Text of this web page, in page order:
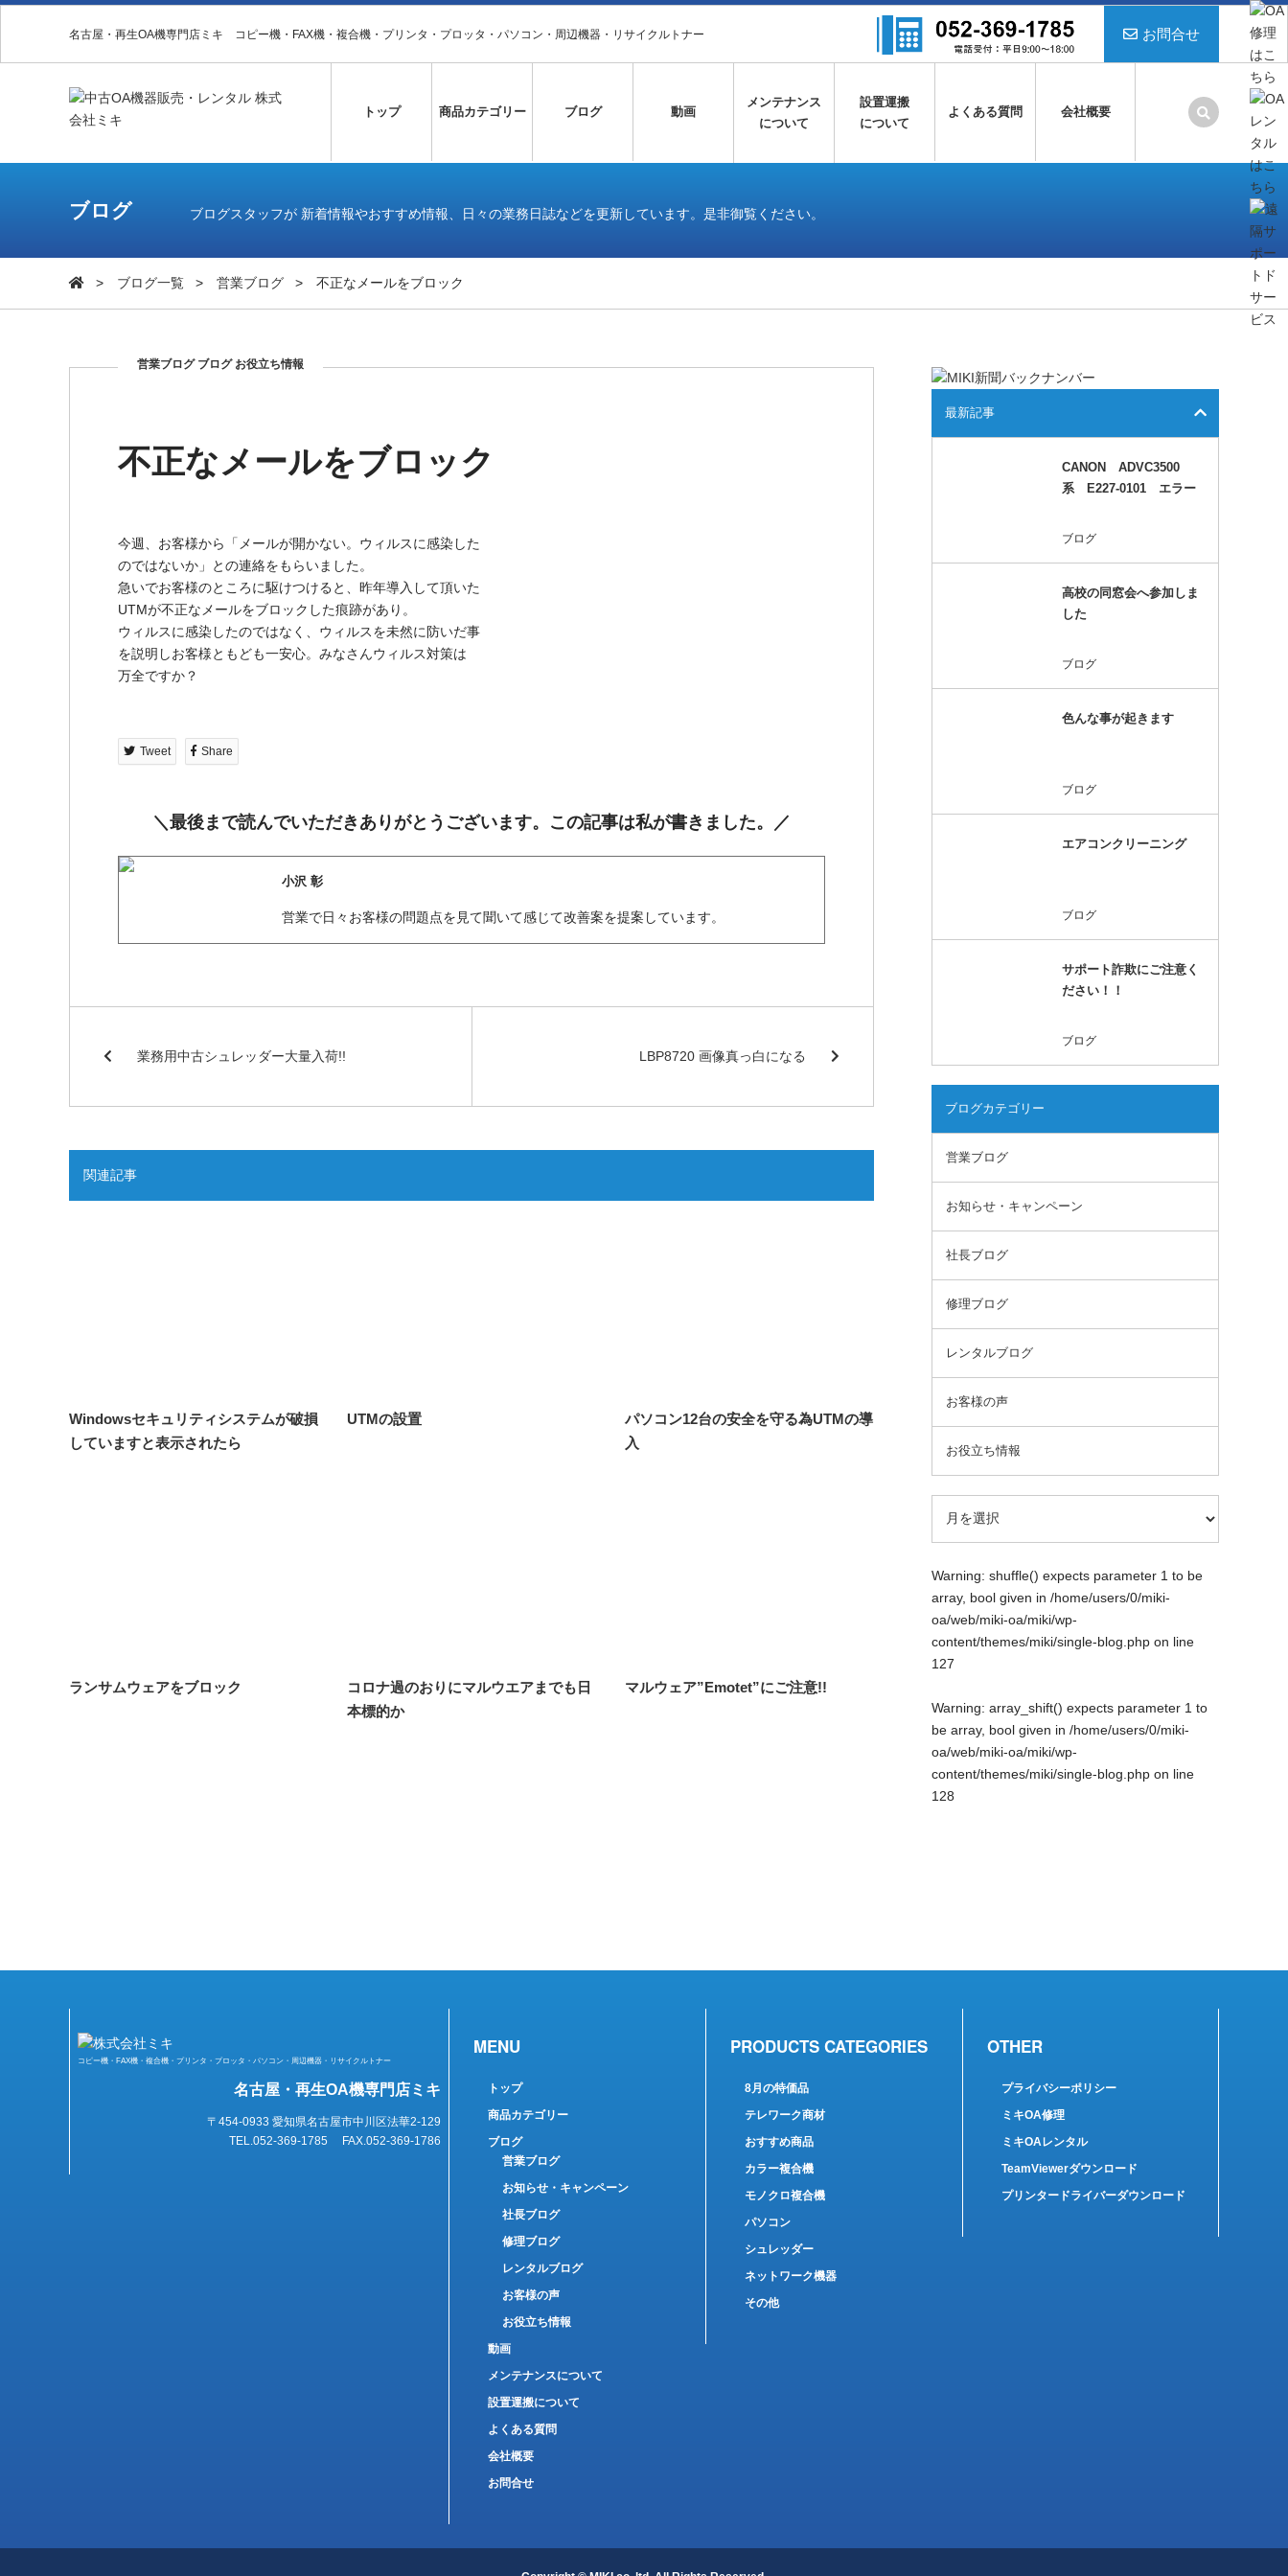
名古屋・再生OA機専門店ミキ コピー機・FAX機・複合機・プリンタ・プロッタ・パソコン・周辺機器・リサイクルトナー お問合せ
トップ 商品カテゴリー ブログ 動画
メンテナンス
について
設置運搬
について
よくある質問 会社概要
ブログ ブログスタッフが 新着情報やおすすめ情報、日々の業務日誌などを更新しています。是非御覧ください。
ブログ一覧 営業ブログ 不正なメールをブロック
営業ブログ ブログ お役立ち情報
不正なメールをブロック
今週、お客様から「メールが開かない。ウィルスに感染した
のではないか」との連絡をもらいました。
急いでお客様のところに駆けつけると、昨年導入して頂いた
UTMが不正なメールをブロックした痕跡があり。
ウィルスに感染したのではなく、ウィルスを未然に防いだ事
を説明しお客様ともども一安心。みなさんウィルス対策は
万全ですか？
Tweet Share
＼最後まで読んでいただきありがとうございます。この記事は私が書きました。／
小沢 彰
営業で日々お客様の問題点を見て聞いて感じて改善案を提案しています。
業務用中古シュレッダー大量入荷!! LBP8720 画像真っ白になる
関連記事
Windowsセキュリティシステムが破損
していますと表示されたら
UTMの設置
パソコン12台の安全を守る為UTMの導
入
ランサムウェアをブロック
コロナ過のおりにマルウエアまでも日
本標的か
マルウェア”Emotet”にご注意!!
最新記事
CANON ADVC3500
系 E227-0101 エラー
ブログ
高校の同窓会へ参加しま
した
ブログ
色んな事が起きます
ブログ
エアコンクリーニング
ブログ
サポート詐欺にご注意く
ださい！！
ブログ
ブログカテゴリー
営業ブログ
お知らせ・キャンペーン
社長ブログ
修理ブログ
レンタルブログ
お客様の声
お役立ち情報
Warning: shuffle() expects parameter 1 to be
array, bool given in /home/users/0/miki-
oa/web/miki-oa/miki/wp-
content/themes/miki/single-blog.php on line
127
Warning: array_shift() expects parameter 1 to
be array, bool given in /home/users/0/miki-
oa/web/miki-oa/miki/wp-
content/themes/miki/single-blog.php on line
128
コピー機・FAX機・複合機・プリンタ・プロッタ・パソコン・周辺機器・リサイクルトナー
名古屋・再生OA機専門店ミキ
〒454-0933 愛知県名古屋市中川区法華2-129
TEL.052-369-1785 FAX.052-369-1786
MENU
トップ
商品カテゴリー
ブログ
営業ブログ
お知らせ・キャンペーン
社長ブログ
修理ブログ
レンタルブログ
お客様の声
お役立ち情報
動画
メンテナンスについて
設置運搬について
よくある質問
会社概要
お問合せ
PRODUCTS CATEGORIES
8月の特価品
テレワーク商材
おすすめ商品
カラー複合機
モノクロ複合機
パソコン
シュレッダー
ネットワーク機器
その他
OTHER
プライバシーポリシー
ミキOA修理
ミキOAレンタル
TeamViewerダウンロード
プリンタードライバーダウンロード